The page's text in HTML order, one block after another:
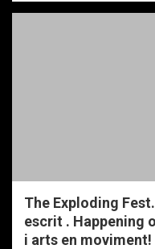
The Exploding
escrit . Happening
i arts en moviment!